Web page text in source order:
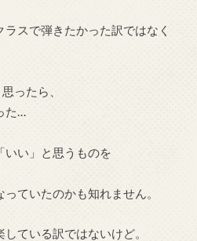
スで弾きたかった訳ではなく
ったら、
た…
いい」と思うものを
ていたのかも知れません。
ている訳ではないけど。